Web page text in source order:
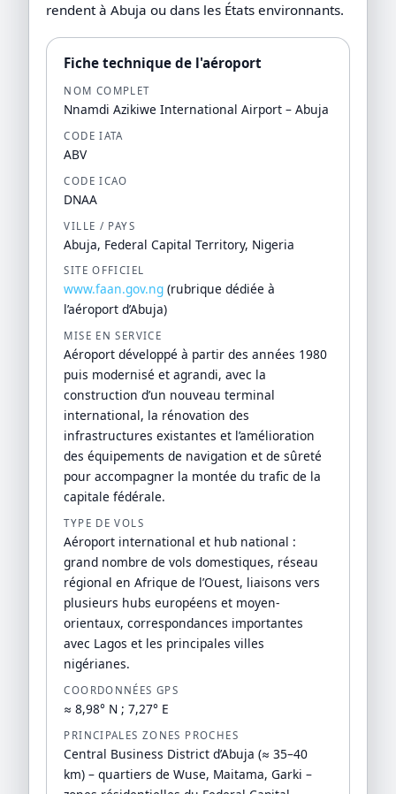
rendent à Abuja ou dans les États environnants.
Fiche technique de l'aéroport
NOM COMPLET
Nnamdi Azikiwe International Airport – Abuja
CODE IATA
ABV
CODE ICAO
DNAA
VILLE / PAYS
Abuja, Federal Capital Territory, Nigeria
SITE OFFICIEL
www.faan.gov.ng(rubrique dédiée à
l’aéroport d’Abuja)
MISE EN SERVICE
Aéroport développé à partir des années 1980
puis modernisé et agrandi, avec la
construction d’un nouveau terminal
international, la rénovation des
infrastructures existantes et l’amélioration
des équipements de navigation et de sûreté
pour accompagner la montée du trafic de la
capitale fédérale.
TYPE DE VOLS
Aéroport international et hub national :
grand nombre de vols domestiques, réseau
régional en Afrique de l’Ouest, liaisons vers
plusieurs hubs européens et moyen-
orientaux, correspondances importantes
avec Lagos et les principales villes
nigérianes.
COORDONNÉES GPS
≈ 8,98° N ; 7,27° E
PRINCIPALES ZONES PROCHES
Central Business District d’Abuja (≈ 35–40
km) – quartiers de Wuse, Maitama, Garki –